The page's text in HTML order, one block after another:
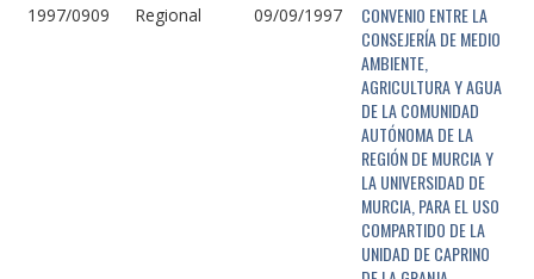
1997/0909 Regional 09/09/1997
CONVENIO ENTRE LA
CONSEJERÍA DE MEDIO
AMBIENTE,
AGRICULTURA Y AGUA
DE LA COMUNIDAD
AUTÓNOMA DE LA
REGIÓN DE MURCIA Y
LA UNIVERSIDAD DE
MURCIA, PARA EL USO
COMPARTIDO DE LA
UNIDAD DE CAPRINO